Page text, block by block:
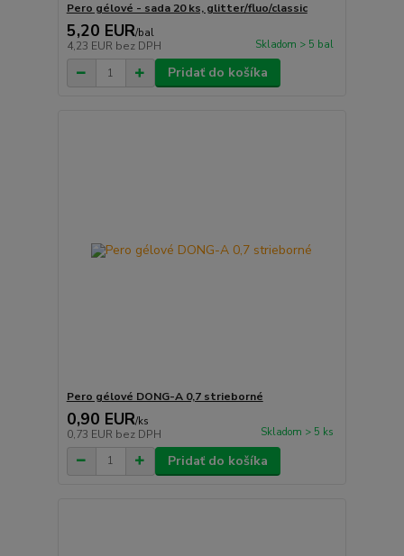
Pero gélové - sada 20 ks, glitter/fluo/classic
5,20 EUR/bal
4,23 EUR bez DPH Skladom > 5 bal
Pridať do košíka
Pero gélové DONG-A 0,7 strieborné
0,90 EUR/ks
0,73 EUR bez DPH Skladom > 5 ks
Pridať do košíka